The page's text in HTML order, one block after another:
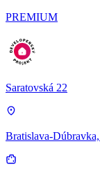
PREMIUM
Saratovská 22
Bratislava-